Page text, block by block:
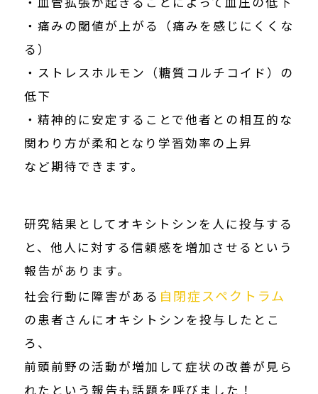
・痛みの閾値が上がる（痛みを感じにくくな
る）
・ストレスホルモン（糖質コルチコイド）の
低下
・精神的に安定することで他者との相互的な
関わり方が柔和となり学習効率の上昇
など期待できます。
研究結果としてオキシトシンを人に投与する
と、他人に対する信頼感を増加させるという
報告があります。
社会行動に障害がある 自閉症スペクトラム
の患者さんにオキシトシンを投与したとこ
ろ、
前頭前野の活動が増加して症状の改善が見ら
れたという報告も話題を呼びました！